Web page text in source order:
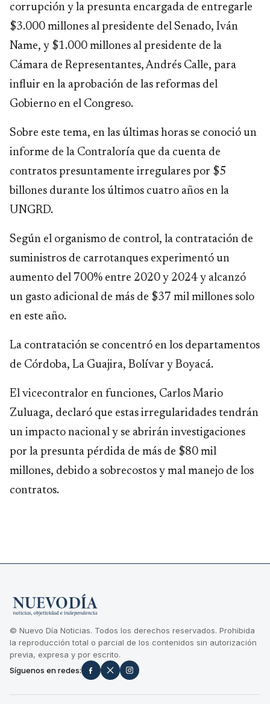
corrupción y la presunta encargada de entregarle
$3.000 millones al presidente del Senado, Iván
Name, y $1.000 millones al presidente de la
Cámara de Representantes, Andrés Calle, para
influir en la aprobación de las reformas del
Gobierno en el Congreso.
Sobre este tema, en las últimas horas se conoció un
informe de la Contraloría que da cuenta de
contratos presuntamente irregulares por $5
billones durante los últimos cuatro años en la
UNGRD.
Según el organismo de control, la contratación de
suministros de carrotanques experimentó un
aumento del 700% entre 2020 y 2024 y alcanzó
un gasto adicional de más de $37 mil millones solo
en este año.
La contratación se concentró en los departamentos
de Córdoba, La Guajira, Bolívar y Boyacá.
El vicecontralor en funciones, Carlos Mario
Zuluaga, declaró que estas irregularidades tendrán
un impacto nacional y se abrirán investigaciones
por la presunta pérdida de más de $80 mil
millones, debido a sobrecostos y mal manejo de los
contratos.
© Nuevo Día Noticias. Todos los derechos reservados. Prohibida
la reproducción total o parcial de los contenidos sin autorización
previa, expresa y por escrito.
Síguenos en redes: